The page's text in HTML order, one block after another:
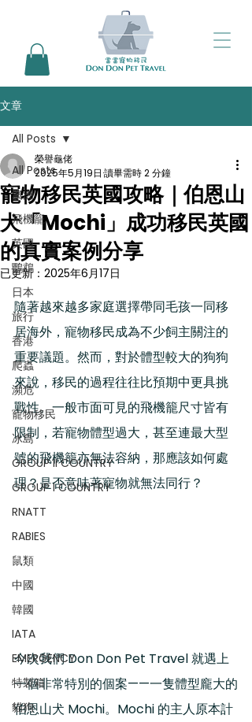
文章
All Posts
澳洲
飛機籠
英國
鸚鵡
日本
旅行
香港
爬蟲
瀕危
寵物移民
冰島
GROUP II COUNTRY
GROUP I COUNTRY
RNATT
RABIES
鼠類
中國
韓國
IATA
EMERGENCY
特製箱
貓狗
All Posts
寵物移民英國攻略｜伯恩山
犬「Mochi」成功移民英國
的真實案例分享
榮譽龜佬
2025年5月19日 讀畢需時 2 分鐘
已更新： 2025年6月17日
隨著越來越多家庭選擇帶同毛孩一同移
居海外，寵物移民成為不少飼主關注的
重要議題。然而，對於體型較大的狗狗
來說，移民的過程往往比預期中更具挑
戰性。一般市面可見的飛機籠尺寸皆有
限制，若寵物體型過大，甚至連最大型
號的飛機籠亦無法容納，那應該如何處
理？是否意味著寵物就無法同行？
今次我們 Don Don Pet Travel 就遇上
一個非常特別的個案——一隻體型龐大的
伯恩山犬 Mochi。Mochi 的主人原本計